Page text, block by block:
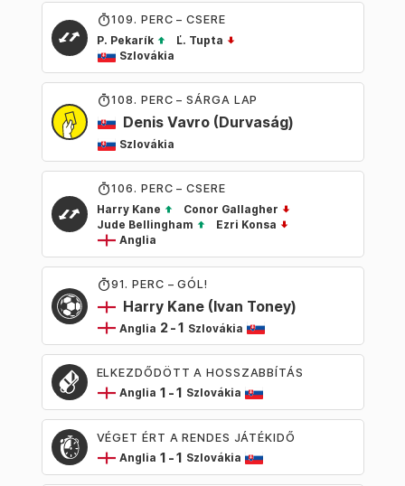
109. PERC – CSERE
P. Pekarík
Ľ. Tupta
Szlovákia
108. PERC – SÁRGA LAP
Denis Vavro(Durvaság)
Szlovákia
106. PERC – CSERE
Harry Kane
Conor Gallagher
Jude Bellingham
Ezri Konsa
Anglia
91. PERC – GÓL!
Harry Kane(Ivan Toney)
Anglia 2 -1 Szlovákia
ELKEZDŐDÖTT A HOSSZABBÍTÁS
Anglia 1 -1 Szlovákia
VÉGET ÉRT A RENDES JÁTÉKIDŐ
Anglia 1 -1 Szlovákia